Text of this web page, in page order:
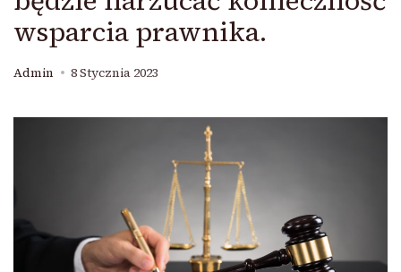
wsparcia prawnika.
Admin 8 Stycznia 2023